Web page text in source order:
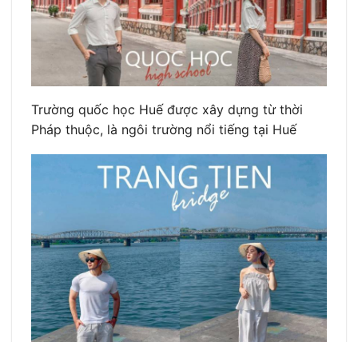
Trường quốc học Huế được xây dựng từ thời
Pháp thuộc, là ngôi trường nổi tiếng tại Huế